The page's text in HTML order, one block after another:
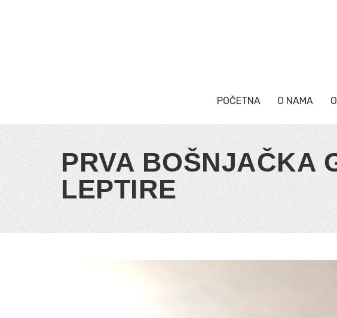
POČETNA O NAMA
PRVA BOŠNJAČKA
LEPTIRE